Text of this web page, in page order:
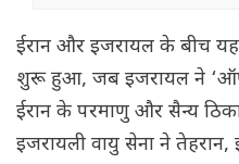
ईरान और इजरायल के बीच
शुरू हुआ, जब इजरायल ने
ईरान के परमाणु और सैन्य
इजरायली वायु सेना ने